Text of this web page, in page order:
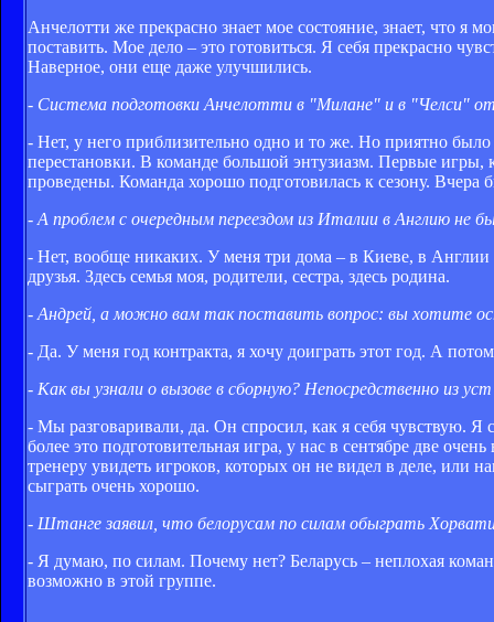
Анчелотти же прекрасно знает мое состояние, знает, что я
поставить. Мое дело – это готовиться. Я себя прекрасно
Наверное, они еще даже улучшились.
- Система подготовки Анчелотти в "Милане" и в "Челси"
- Нет, у него приблизительно одно и то же. Но приятно было
перестановки. В команде большой энтузиазм. Первые
проведены. Команда хорошо подготовилась к сезону.
- А проблем с очередным переездом из Италии в Англию не
- Нет, вообще никаких. У меня три дома – в Киеве, в Англии
друзья. Здесь семья моя, родители, сестра, здесь родина.
- Андрей, а можно вам так поставить вопрос: вы хотите
- Да. У меня год контракта, я хочу доиграть этот год. А
- Как вы узнали о вызове в сборную? Непосредственно из
- Мы разговаривали, да. Он спросил, как я себя чувствую. Я
более это подготовительная игра, у нас в сентябре две
тренеру увидеть игроков, которых он не видел в деле, или
сыграть очень хорошо.
- Штанге заявил, что белорусам по силам обыграть
- Я думаю, по силам. Почему нет? Беларусь – неплохая
возможно в этой группе.